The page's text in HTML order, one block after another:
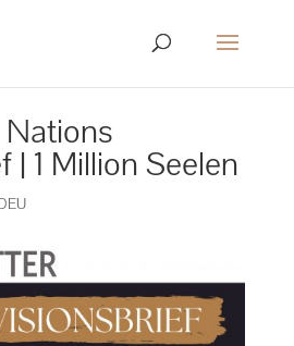
| 1 Million Seelen